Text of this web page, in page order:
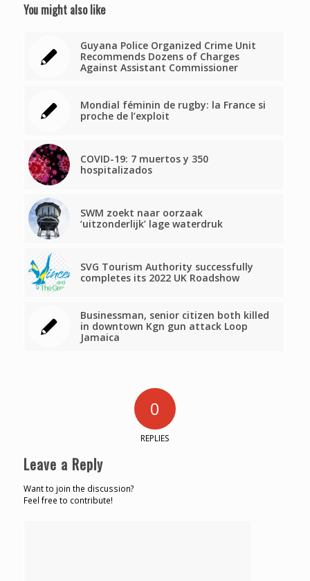
You might also like
Guyana Police Organized Crime Unit
Recommends Dozens of Charges
Against Assistant Commissioner
Mondial féminin de rugby: la France si
proche de l’exploit
COVID-19: 7 muertos y 350
hospitalizados
SWM zoekt naar oorzaak
‘uitzonderlijk’ lage waterdruk
SVG Tourism Authority successfully
completes its 2022 UK Roadshow
Businessman, senior citizen both killed
in downtown Kgn gun attack Loop
Jamaica
0
REPLIES
Leave a Reply
Want to join the discussion?
Feel free to contribute!